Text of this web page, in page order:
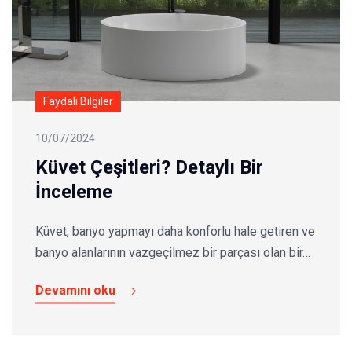
Faydalı Bilgiler
10/07/2024
Küvet Çeşitleri? Detaylı Bir
İnceleme
Küvet, banyo yapmayı daha konforlu hale getiren ve
banyo alanlarının vazgeçilmez bir parçası olan bir…
Devamını oku